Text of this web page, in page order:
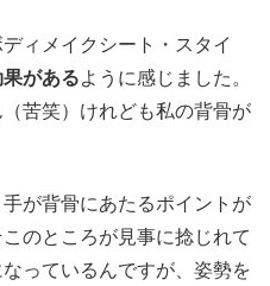
ィメイクシート・スタイ
があるように感じました。
苦笑）けれども私の背骨が
が背骨にあたるポイントが
のところが見事に捻じれて
っているんですが、姿勢を